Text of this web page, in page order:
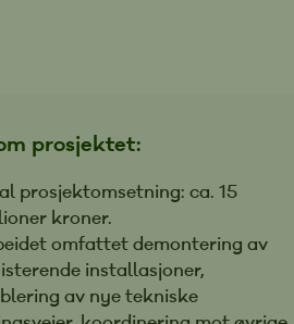
prosjektet:
prosjektomsetning: ca. 15
kroner.
omfattet demontering av
installasjoner,
av nye tekniske